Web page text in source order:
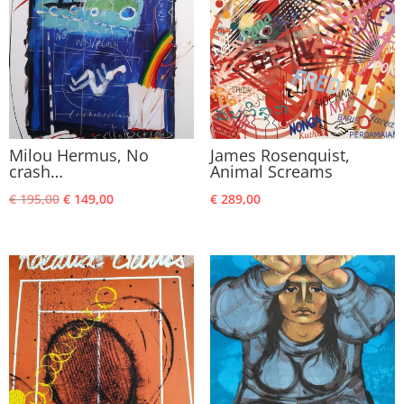
Milou Hermus, No
crash…
€195,00 Oorspronkelijke
€ 195,00.
€ 149,00Huidige
€ 149,00.
James Rosenquist,
Animal Screams
€289,00